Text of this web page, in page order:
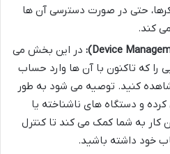
حتی در صورت دسترسی آن ها
کند.
در این بخش می
را که تاکنون با آن ها وارد حساب
کنید. توصیه می شود به طور
و دستگاه های ناشناخته یا
کار به شما کمک می کند تا کنترل
خود داشته باشید.